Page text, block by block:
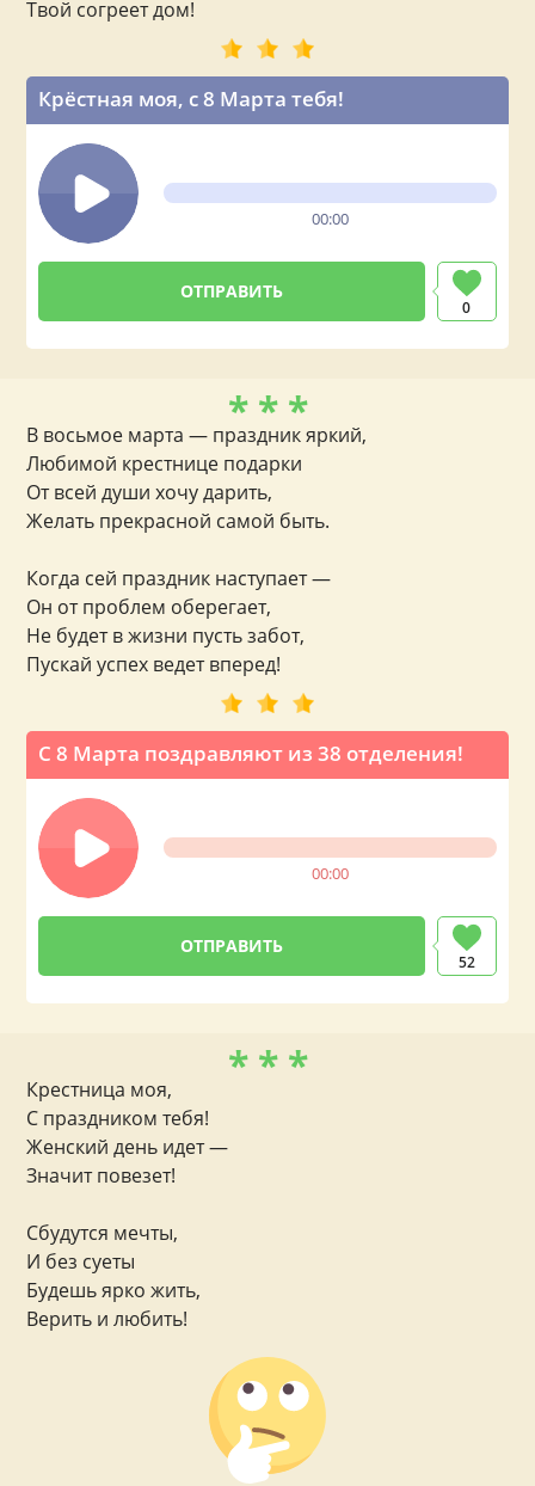
Крёстная моя, с 8 Марта тебя!
00:00
0
Твой согреет дом!
С 8 Марта поздравляют из 38 отделения!
00:00
52
* * *
В восьмое марта — праздник яркий,
Любимой крестнице подарки
От всей души хочу дарить,
Желать прекрасной самой быть.
Когда сей праздник наступает —
Он от проблем оберегает,
Не будет в жизни пусть забот,
Пускай успех ведет вперед!
* * *
Крестница моя,
С праздником тебя!
Женский день идет —
Значит повезет!
Сбудутся мечты,
И без суеты
Будешь ярко жить,
Верить и любить!